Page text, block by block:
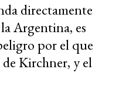
directamente
Argentina, es
por el que
Kirchner, y el